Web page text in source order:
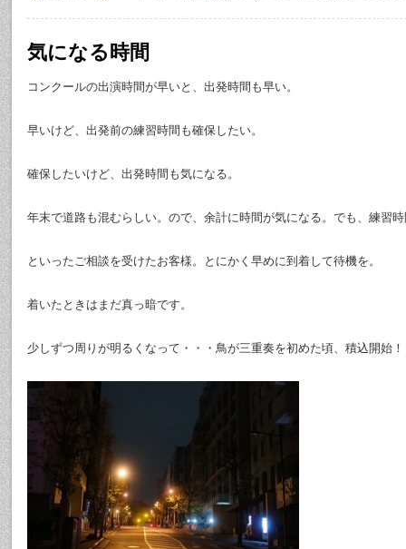
気になる時間
コンクールの出演時間が早いと、出発時間も早い。
早いけど、出発前の練習時間も確保したい。
確保したいけど、出発時間も気になる。
年末で道路も混むらしい。ので、余計に時間が気になる。でも、練習
といったご相談を受けたお客様。とにかく早めに到着して待機を。
着いたときはまだ真っ暗です。
少しずつ周りが明るくなって・・・鳥が三重奏を初めた頃、積込開始！